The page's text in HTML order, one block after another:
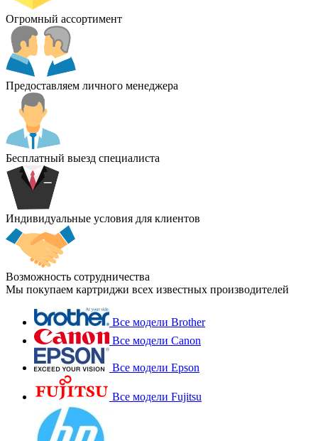
Огромный ассортимент
Предоставляем личного менеджера
Бесплатный выезд специалиста
Индивидуальные условия для клиентов
Возможность сотрудничества
Мы покупаем картриджи всех известных производителей
Все модели Brother
Все модели Canon
Все модели Epson
Все модели Fujitsu